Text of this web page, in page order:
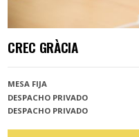
CREC GRÀCIA
MESA FIJA
DESPACHO PRIVADO
DESPACHO PRIVADO